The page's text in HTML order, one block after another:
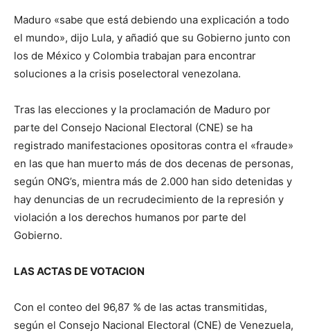
Maduro «sabe que está debiendo una explicación a todo
el mundo», dijo Lula, y añadió que su Gobierno junto con
los de México y Colombia trabajan para encontrar
soluciones a la crisis poselectoral venezolana.
Tras las elecciones y la proclamación de Maduro por
parte del Consejo Nacional Electoral (CNE) se ha
registrado manifestaciones opositoras contra el «fraude»
en las que han muerto más de dos decenas de personas,
según ONG’s, mientra más de 2.000 han sido detenidas y
hay denuncias de un recrudecimiento de la represión y
violación a los derechos humanos por parte del
Gobierno.
LAS ACTAS DE VOTACION
Con el conteo del 96,87 % de las actas transmitidas,
según el Consejo Nacional Electoral (CNE) de Venezuela,